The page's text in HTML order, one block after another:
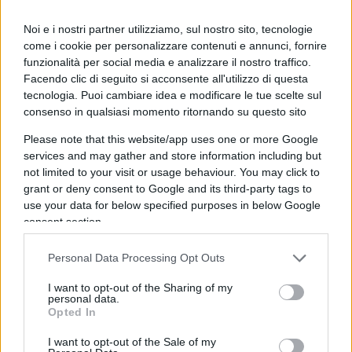
Noi e i nostri partner utilizziamo, sul nostro sito, tecnologie
come i cookie per personalizzare contenuti e annunci, fornire
funzionalità per social media e analizzare il nostro traffico.
Facendo clic di seguito si acconsente all'utilizzo di questa
tecnologia. Puoi cambiare idea e modificare le tue scelte sul
consenso in qualsiasi momento ritornando su questo sito
Please note that this website/app uses one or more Google
services and may gather and store information including but
not limited to your visit or usage behaviour. You may click to
grant or deny consent to Google and its third-party tags to
use your data for below specified purposes in below Google
consent section.
Personal Data Processing Opt Outs
I want to opt-out of the Sharing of my
personal data.
Opted In
I want to opt-out of the Sale of my
legittimi. Perdere il diritto di rinnovo è una
sanzione meno drastica del ritiro immediato, ma
resta comunque una sanzione e il rischio è che
colpisca il tifoso onesto tanto quanto lo
speculatore.